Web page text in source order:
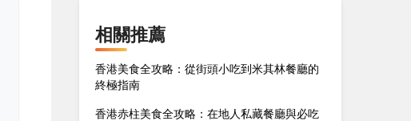
相關推薦
香港美食全攻略：從街頭小吃到米其林餐廳的
終極指南
香港赤柱美食全攻略：在地人私藏餐廳與必吃